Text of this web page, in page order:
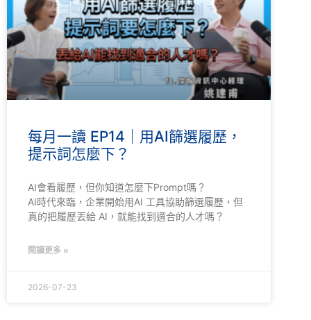
每月一讀 EP14｜用AI篩選履歷，
提示詞怎麼下？
AI會看履歷，但你知道怎麼下Prompt嗎？
AI時代來臨，企業開始用AI 工具協助篩選履歷，但
真的把履歷丟給 AI，就能找到適合的人才嗎？
閱讀更多 »
2026-07-23